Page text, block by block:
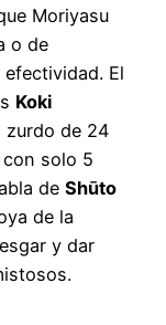
Moriyasu
o de
El
Koki
zurdo de 24
solo 5
de Shūto
de la
y dar